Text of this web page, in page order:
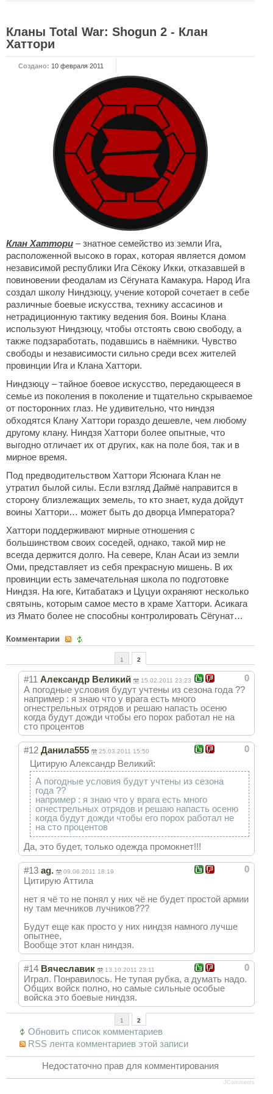
Общие новости
Новости Total War: WARHAMMER
Новости Total War: Attila
Новости Total War: Rome 2
ОБЩИЕ СТАТЬИ
Моддинг ROME 2
Моддинг Empire
Моддинг Napoleon
Моддинг MEDIEVAL 2
ДРУГИЕ ИГРЫ
Серия игр Mount and Blade
Вселенные Warhammer
Warhammer 40.000: Dawn of War
Серия игр «История войн»
Серия игр «King Arthur»
КРЕАТИВ
Творчество СиЧевиков
Блоги о рыбалке
ИСТОРИЯ
Загадки и тайны истории
Наше время
Крестовые походы
Античность
Средние века
Кланы Total War: Shogun 2 - Клан
Хаттори
Создано: 10 февраля 2011
Клан Хаттори – знатное семейство из земли Ига,
расположенной высоко в горах, которая является домом
независимой республики Ига Сёкоку Икки, отказавшей в
повиновении феодалам из Сёгуната Камакура. Народ Ига
создал школу Ниндзюцу, учение которой сочетает в себе
различные боевые искусства, технику ассасинов и
нетрадиционную тактику ведения боя. Воины Клана
используют Ниндзюцу, чтобы отстоять свою свободу, а
также подзаработать, подавшись в наёмники. Чувство
свободы и независимости сильно среди всех жителей
провинции Ига и Клана Хаттори.
Ниндзюцу – тайное боевое искусство, передающееся в
семье из поколения в поколение и тщательно скрываемое
от посторонних глаз. Не удивительно, что ниндзя
обходятся Клану Хаттори гораздо дешевле, чем любому
другому клану. Ниндзя Хаттори более опытные, что
выгодно отличает их от других, как на поле боя, так и в
мирное время.
Под предводительством Хаттори Ясюнага Клан не
утратил былой силы. Если взгляд Даймё направится в
сторону близлежащих земель, то кто знает, куда дойдут
воины Хаттори… может быть до дворца Императора?
Хаттори поддерживают мирные отношения с
большинством своих соседей, однако, такой мир не
всегда держится долго. На севере, Клан Асаи из земли
Оми, представляет из себя прекрасную мишень. В их
провинции есть замечательная школа по подготовке
Ниндзя. На юге, Китабатакэ и Цуцуи охраняют несколько
святынь, которым самое место в храме Хаттори. Асикага
из Ямато более не способны контролировать Сёгунат…
Комментарии
1 2
0
#11 Александр Великий 15.02.2011 23:23
А погодные условия будут учтены из сезона года ??
например : я знаю что у врага есть много
огнестрельных отрядов и решаю напасть осеню
когда будут дожди чтобы его порох работал не на
сто процентов
0
#12 Данила555 25.03.2011 15:50
Цитирую Александр Великий:
А погодные условия будут учтены из сезона
года ??
например : я знаю что у врага есть много
огнестрельных отрядов и решаю напасть осеню
когда будут дожди чтобы его порох работал не
на сто процентов
Да, это будет, только одежда промокнет!!!
0
#13 ag. 09.06.2011 18:19
Цитирую Аттила
нет я чё то не понял у них чё не будет простой армии
ну там мечников лучников???
Будут еще как просто у них ниндзя намного лучше
опытнее,
Вообще этот клан ниндзя.
0
#14 Вячеславик 13.10.2011 23:11
Играл. Понравилось. Не тупая рубка, а думать надо.
Общих войск полно, но самые сильные особые
войска это боевые ниндзя.
1 2
Обновить список комментариев
RSS лента комментариев этой записи
Недостаточно прав для комментирования
JComments